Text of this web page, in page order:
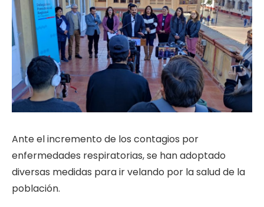
Ante el incremento de los contagios por
enfermedades respiratorias, se han adoptado
diversas medidas para ir velando por la salud de la
población.